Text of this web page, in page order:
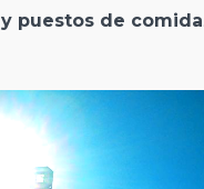
puestos de comida